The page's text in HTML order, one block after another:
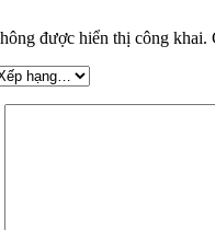
được hiển thị công khai.